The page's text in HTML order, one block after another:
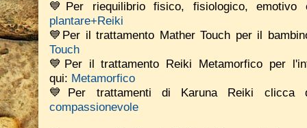
💙Per riequilibrio fisico, fisiologico,
plantare+Reiki
💙Per il trattamento Mather Touch per il
Touch
💙Per il trattamento Reiki Metamorfico per
qui: Metamorfico
💙Per trattamenti di Karuna Reiki
compassionevole